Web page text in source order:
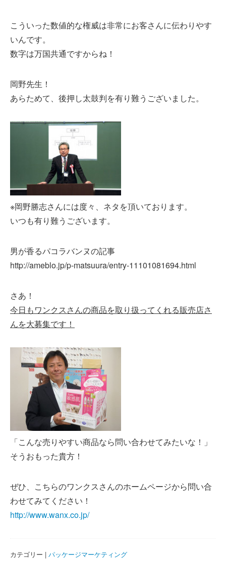
こういった数値的な権威は非常にお客さんに伝わりやす
いんです。
数字は万国共通ですからね！
岡野先生！
あらためて、後押し太鼓判を有り難うございました。
※岡野勝志さんには度々、ネタを頂いております。
いつも有り難うございます。
男が香るパコラバンヌの記事
http://ameblo.jp/p-matsuura/entry-11101081694.html
さあ！
今日もワンクスさんの商品を取り扱ってくれる販売店さ
んを大募集です！
「こんな売りやすい商品なら問い合わせてみたいな！」
そうおもった貴方！
ぜひ、こちらのワンクスさんのホームページから問い合
わせてみてください！
http://www.wanx.co.jp/
カテゴリー | パッケージマーケティング